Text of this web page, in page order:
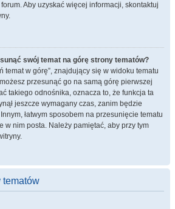
Aby uzyskać więcej informacji, skontaktuj
swój temat na górę strony tematów?
temat w górę”, znajdujący się w widoku tematu
przesunąć go na samą górę pierwszej
takiego odnośnika, oznacza to, że funkcja ta
jeszcze wymagany czas, zanim będzie
łatwym sposobem na przesunięcie tematu
w nim posta. Należy pamiętać, aby przy tym
tematów